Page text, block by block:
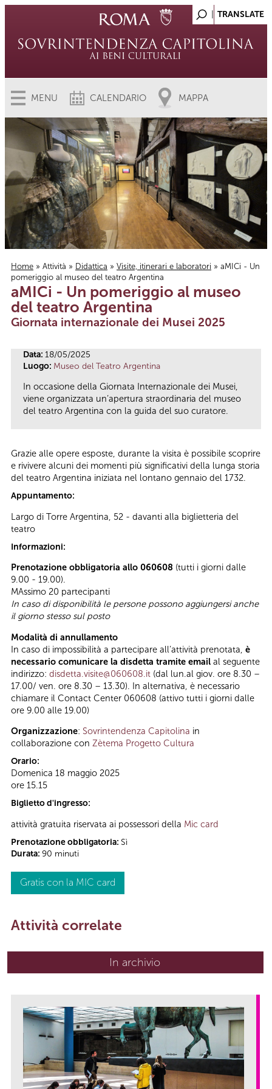
MENU CALENDARIO MAPPA
Tu sei qui
Home » Attività » Didattica » Visite, itinerari e laboratori » aMICi - Un
pomeriggio al museo del teatro Argentina
aMICi - Un pomeriggio al museo
del teatro Argentina
Giornata internazionale dei Musei 2025
Data: 18/05/2025
Luogo: Museo del Teatro Argentina
In occasione della Giornata Internazionale dei Musei,
viene organizzata un’apertura straordinaria del museo
del teatro Argentina con la guida del suo curatore.
Grazie alle opere esposte, durante la visita è possibile scoprire
e rivivere alcuni dei momenti più significativi della lunga storia
del teatro Argentina iniziata nel lontano gennaio del 1732.
Appuntamento:
Largo di Torre Argentina, 52 - davanti alla biglietteria del
teatro
Informazioni:
Prenotazione obbligatoria allo 060608 (tutti i giorni dalle
9.00 - 19.00).
MAssimo 20 partecipanti
In caso di disponibilità le persone possono aggiungersi anche
il giorno stesso sul posto
Modalità di annullamento
In caso di impossibilità a partecipare all’attività prenotata, è
necessario comunicare la disdetta tramite email al seguente
indirizzo: disdetta.visite@060608.it (dal lun.al giov. ore 8.30 –
17.00/ ven. ore 8.30 – 13.30). In alternativa, è necessario
chiamare il Contact Center 060608 (attivo tutti i giorni dalle
ore 9.00 alle 19.00)
Organizzazione: Sovrintendenza Capitolina in
collaborazione con Zètema Progetto Cultura
Orario:
Domenica 18 maggio 2025
ore 15.15
Biglietto d'ingresso:
attività gratuita riservata ai possessori della Mic card
Prenotazione obbligatoria: Sì
Durata: 90 minuti
Gratis con la MIC card
Attività correlate
In archivio